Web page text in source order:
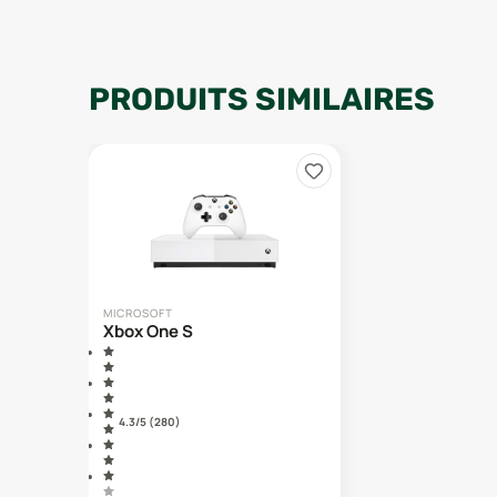
PRODUITS SIMILAIRES
MICROSOFT
Xbox One S
4.3/5 (280)